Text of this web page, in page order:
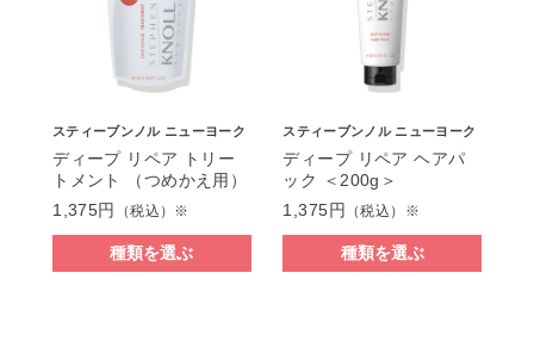
スティーブンノル ニューヨーク
ディープ リペア トリー
トメント （つめかえ用）
1,375円
（税込）※
種類を選ぶ
スティーブンノル ニューヨーク
ディープ リペア ヘアパ
ック ＜200g＞
1,375円
（税込）※
種類を選ぶ